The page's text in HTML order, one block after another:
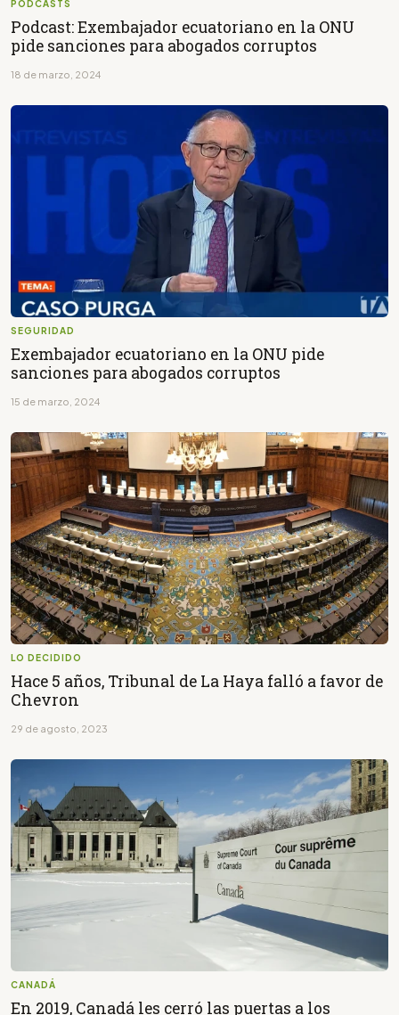
PODCASTS
Podcast: Exembajador ecuatoriano en la ONU
pide sanciones para abogados corruptos
18 de marzo, 2024
SEGURIDAD
Exembajador ecuatoriano en la ONU pide
sanciones para abogados corruptos
15 de marzo, 2024
LO DECIDIDO
Hace 5 años, Tribunal de La Haya falló a favor de
Chevron
29 de agosto, 2023
CANADÁ
En 2019, Canadá les cerró las puertas a los